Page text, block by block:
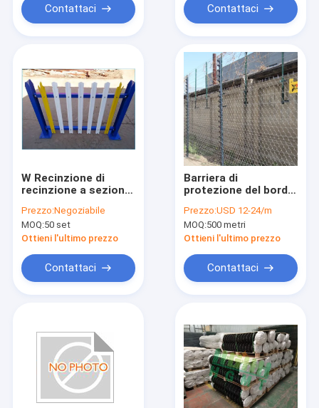
Prodotti
Spettacolo VR
Su di noi
Contattaci Contattaci
W Recinzione di
recinzione a sezione
Prezzo:Negoziabile
MOQ:50 set
Ottieni l'ultimo prezzo
Contattaci
Barriera di
protezione del bordo
per la prevenzione
delle cadute
Prezzo:USD 12-24/m
MOQ:500 metri
Ottieni l'ultimo prezzo
Contattaci